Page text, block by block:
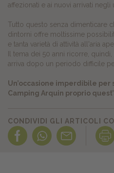
affezionati e ai nuovi arrivati negli
Tutto questo senza dimenticare
dintorni offre moltissime
e tanta varietà di attività all'aria
Il tema dei 50 anni ricorre,
arriva dopo un periodo difficile
Un’occasione imperdibile
Camping Arquin proprio
CONDIVIDI GLI ARTICOLI